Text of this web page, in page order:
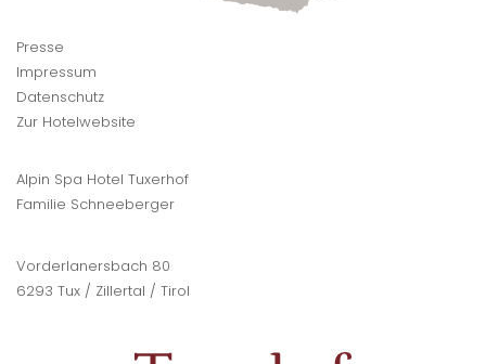
Alpin Spa Hotel Tuxerhof
Familie Schneeberger
Vorderlanersbach 80
6293 Tux / Zillertal / Tirol
Presse
Impressum
Datenschutz
Zur Hotelwebsite